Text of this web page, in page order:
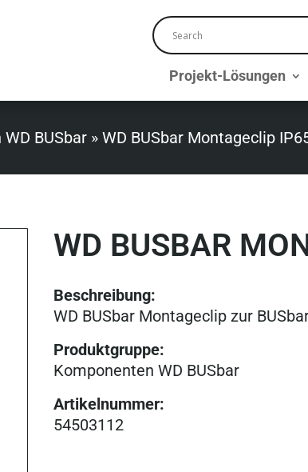
Projekt-Lösungen
BUSbar »WD BUSbar Montageclip
WD BUSBAR
Beschreibung:
WD BUSbar Montageclip zur
Produktgruppe:
Komponenten WD BUSbar
Artikelnummer:
54503112